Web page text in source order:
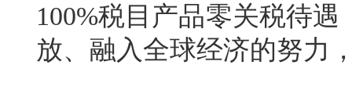
100%税目产品零关税待
放、融入全球经济的努力